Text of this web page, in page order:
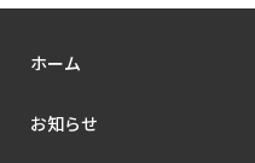
ホーム
お知らせ